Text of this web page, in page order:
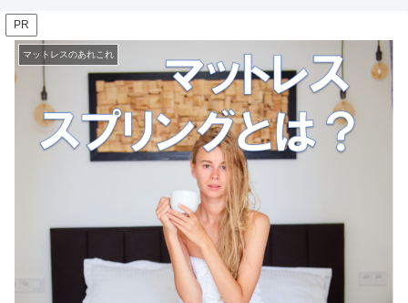
PR
マットレスのあれこれ